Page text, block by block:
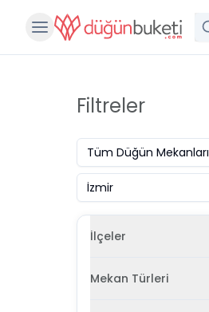
Filtreler
Tüm Düğün Mekanları
İzmir
İlçeler
Mekan Türleri